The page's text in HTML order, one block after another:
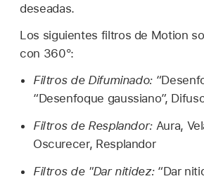
deseadas.
Los siguientes filtros de Motion
con 360°:
Filtros de Difuminado:
“Desenfoque gaussiano”,
Filtros de Resplandor: Aura,
Oscurecer, Resplandor
Filtros de "Dar nitidez:“Dar